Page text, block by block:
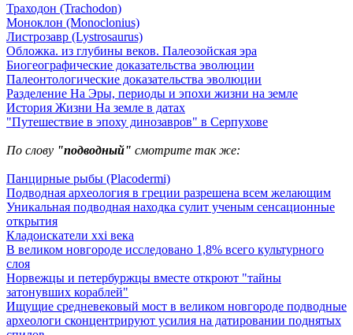
Траходон (Trachodon)
Моноклон (Monoclonius)
Листрозавр (Lystrosaurus)
Обложка. из глубины веков. Палеозойская эра
Биогеографические доказательства эволюции
Палеонтологические доказательства эволюции
Разделение На Эры, периоды и эпохи жизни на земле
История Жизни На земле в датах
"Путешествие в эпоху динозавров" в Серпухове
По слову "подводный" смотрите так же:
Панцирные рыбы (Placodermi)
Подводная археология в греции разрешена всем желающим
Уникальная подводная находка сулит ученым сенсационные
открытия
Кладоискатели xxi века
В великом новгороде исследовано 1,8% всего культурного
слоя
Норвежцы и петербуржцы вместе откроют "тайны
затонувших кораблей"
Ищущие средневековый мост в великом новгороде подводные
археологи сконцентрируют усилия на датировании поднятых